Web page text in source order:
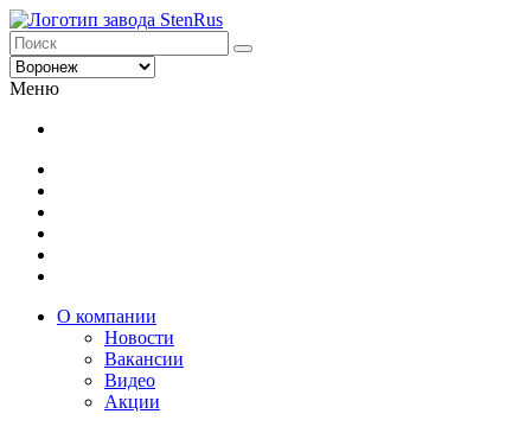
Меню
О компании
Новости
Вакансии
Видео
Акции